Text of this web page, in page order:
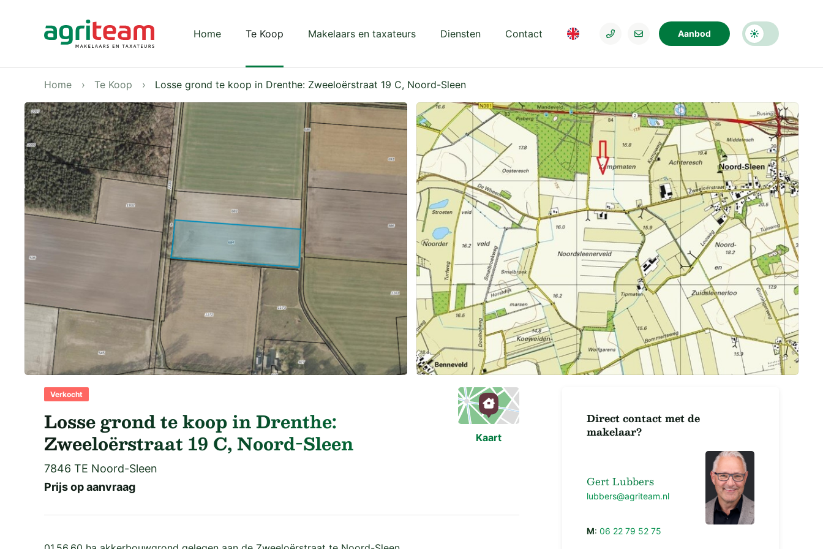
Home Te Koop Makelaars en taxateurs Diensten Contact Aanbod
Darkmode: Off
Home Te Koop Losse grond te koop in Drenthe: Zweeloërstraat 19 C, Noord-Sleen
Kaart
Verkocht
Losse grond te koop in Drenthe:
Zweeloërstraat 19 C, Noord-Sleen
7846 TE Noord-Sleen
Prijs op aanvraag
Direct contact met de
makelaar?
Gert Lubbers
lubbers@agriteam.nl
M:06 22 79 52 75